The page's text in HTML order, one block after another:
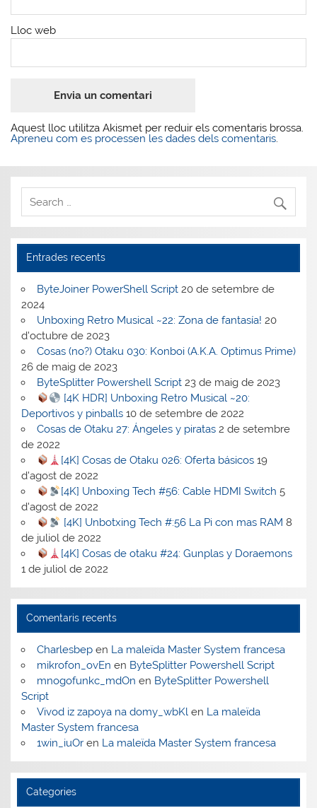
Lloc web
Aquest lloc utilitza Akismet per reduir els comentaris brossa.
Apreneu com es processen les dades dels comentaris.
Entrades recents
ByteJoiner PowerShell Script 20 de setembre de
2024
Unboxing Retro Musical ~22: Zona de fantasía! 20
d'octubre de 2023
Cosas (no?) Otaku 030: Konboi (A.K.A. Optimus Prime)
26 de maig de 2023
ByteSplitter Powershell Script 23 de maig de 2023
[4K HDR] Unboxing Retro Musical ~20:
Deportivos y pinballs 10 de setembre de 2022
Cosas de Otaku 27: Ángeles y piratas 2 de setembre
de 2022
[4K] Cosas de Otaku 026: Oferta básicos 19
d'agost de 2022
[4K] Unboxing Tech #56: Cable HDMI Switch 5
d'agost de 2022
[4K] Unbotxing Tech #:56 La Pi con mas RAM 8
de juliol de 2022
[4K] Cosas de otaku #24: Gunplas y Doraemons
1 de juliol de 2022
Comentaris recents
Charlesbepen La maleïda Master System francesa
mikrofon_ovEn en ByteSplitter Powershell Script
mnogofunkc_mdOn en ByteSplitter Powershell
Script
Vivod iz zapoya na domy_wbKlen La maleïda
Master System francesa
1win_iuOren La maleïda Master System francesa
Categories